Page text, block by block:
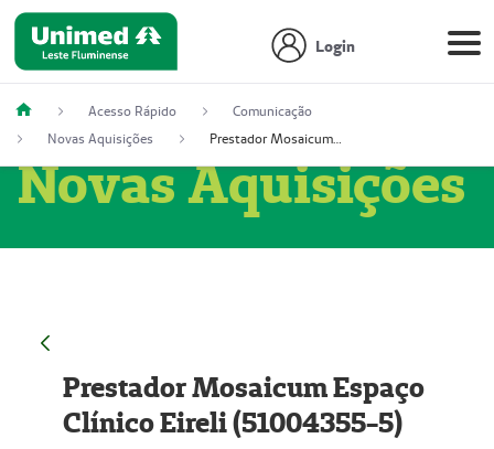
Login
Acesso Rápido
Comunicação
Novas Aquisições
Prestador Mosaicum Espaço Clínico Eireli (51004355-5)
Novas Aquisições
Prestador Mosaicum Espaço
Clínico Eireli (51004355-5)